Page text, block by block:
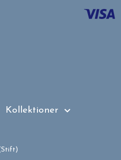
Kollektioner